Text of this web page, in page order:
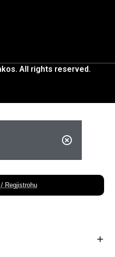
All rights reserved.
/ Regjistrohu